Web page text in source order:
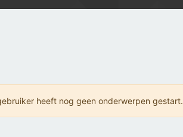
heeft nog geen onderwerpen gestart.